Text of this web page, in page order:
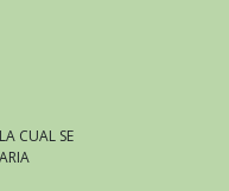
CUAL SE